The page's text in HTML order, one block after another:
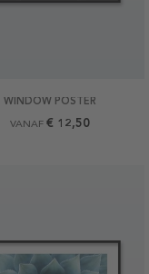
WINDOW POSTER
VANAF € 12,50